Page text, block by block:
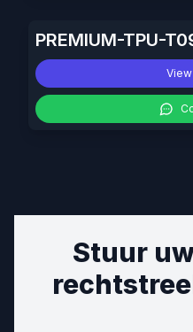
PREMIUM-TPU-
Stuur